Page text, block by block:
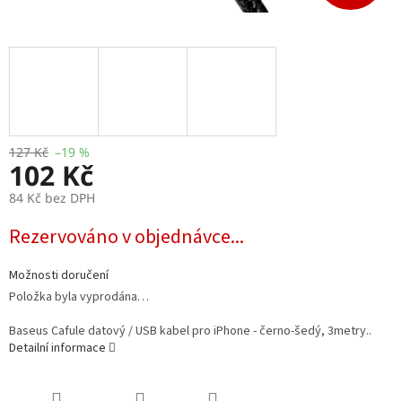
127 Kč –19 %
102 Kč
84 Kč bez DPH
cena:
Rezervováno v objednávce...
Možnosti doručení
Položka byla vyprodána…
Baseus Cafule datový / USB kabel pro iPhone - černo-šedý, 3metry..
Detailní informace